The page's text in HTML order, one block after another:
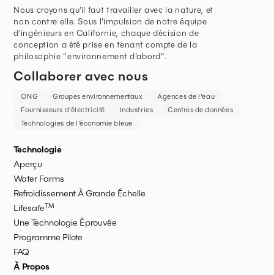
Nous croyons qu'il faut travailler avec la nature, et
non contre elle. Sous l'impulsion de notre équipe
d'ingénieurs en Californie, chaque décision de
conception a été prise en tenant compte de la
philosophie "environnement d'abord".
Collaborer avec nous
ONG Groupes environnementaux
Agences de l'eau
Fournisseurs d'électricité
Industries
Centres de données
Technologies de l'économie bleue
Technologie
Aperçu
Water Farms
Refroidissement À Grande Échelle
LifesafeTM
Une Technologie Éprouvée
Programme Pilote
FAQ
À Propos